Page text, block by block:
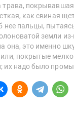
трава, покрывавшая
как свиная
нее пальцы,
земли из-
она, это именно
покрытые
их надо было